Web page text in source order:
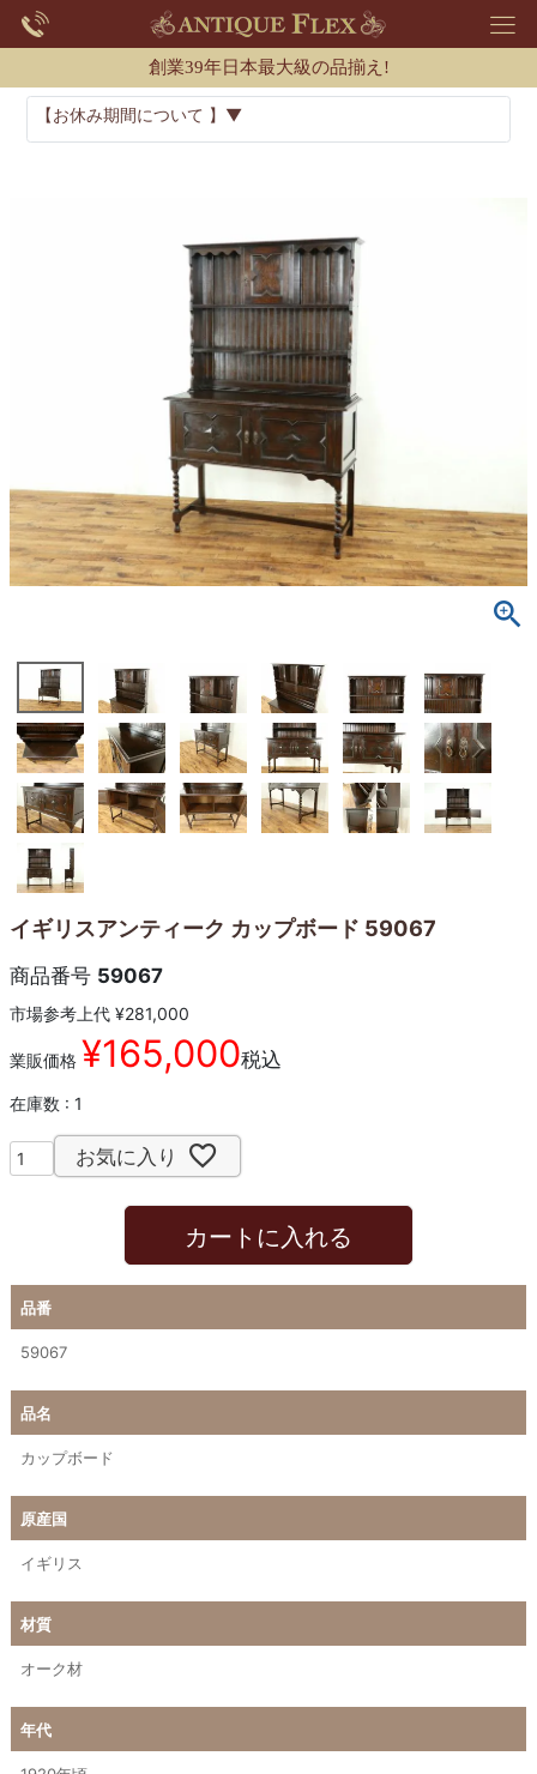
創業39年日本最大級の品揃え!
【お休み期間について 】▼
イギリスアンティーク カップボード 59067
商品番号 59067
市場参考上代 ¥281,000
業販価格 ¥165,000税込
在庫数 1
お気に入り
カートに入れる
品番
59067
品名
カップボード
原産国
イギリス
材質
オーク材
年代